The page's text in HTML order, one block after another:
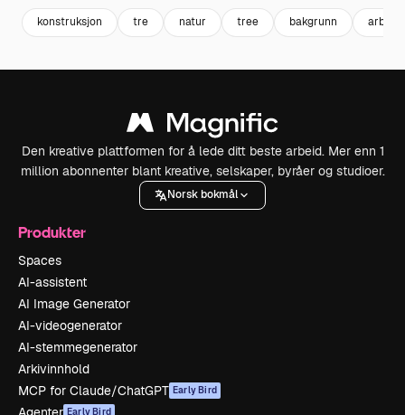
konstruksjon tre natur tree bakgrunn arbeid
Den kreative plattformen for å lede ditt beste arbeid. Mer enn 1
million abonnenter blant kreative, selskaper, byråer og studioer.
Norsk bokmål
Produkter
Spaces
AI-assistent
AI Image Generator
AI-videogenerator
AI-stemmegenerator
Arkivinnhold
MCP for Claude/ChatGPT Early Bird
Early Bird